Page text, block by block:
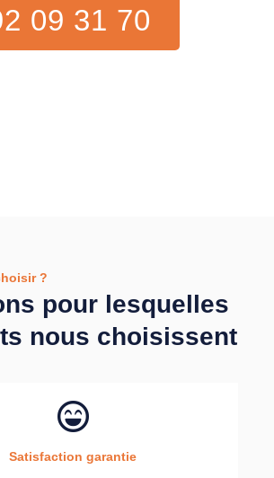
09 31 70
?
pour lesquelles
nous choisissent
Satisfaction garantie